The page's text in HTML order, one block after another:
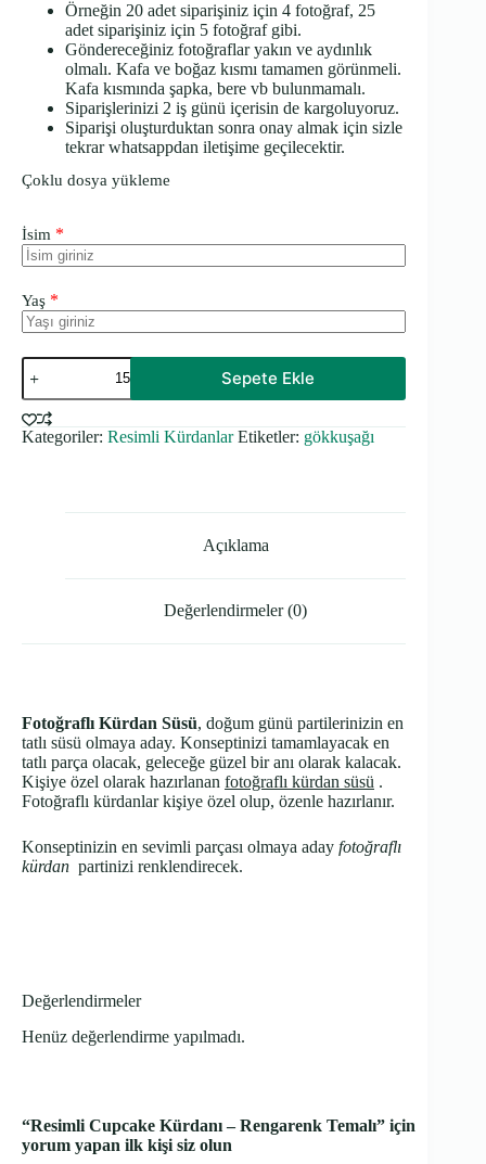
Örneğin 20 adet siparişiniz için 4 fotoğraf, 25
adet siparişiniz için 5 fotoğraf gibi.
Göndereceğiniz fotoğraflar yakın ve aydınlık
olmalı. Kafa ve boğaz kısmı tamamen görünmeli.
Kafa kısmında şapka, bere vb bulunmamalı.
Siparişlerinizi 2 iş günü içerisin de kargoluyoruz.
Siparişi oluşturduktan sonra onay almak için sizle
tekrar whatsappdan iletişime geçilecektir.
Çoklu dosya yükleme
İsim *
Yaş *
Resimli
Cupcake
Kürdanı
-
Rengarenk
Sepete Ekle
Kategoriler: Resimli Kürdanlar Etiketler: gökkuşağı
Açıklama
Değerlendirmeler (0)
Fotoğraflı Kürdan Süsü, doğum günü partilerinizin en
tatlı süsü olmaya aday. Konseptinizi tamamlayacak en
tatlı parça olacak, geleceğe güzel bir anı olarak kalacak.
Kişiye özel olarak hazırlanan fotoğraflı kürdan süsü .
Fotoğraflı kürdanlar kişiye özel olup, özenle hazırlanır.
Konseptinizin en sevimli parçası olmaya aday fotoğraflı
kürdan partinizi renklendirecek.
Değerlendirmeler
Henüz değerlendirme yapılmadı.
“Resimli Cupcake Kürdanı – Rengarenk Temalı” için
yorum yapan ilk kişi siz olun